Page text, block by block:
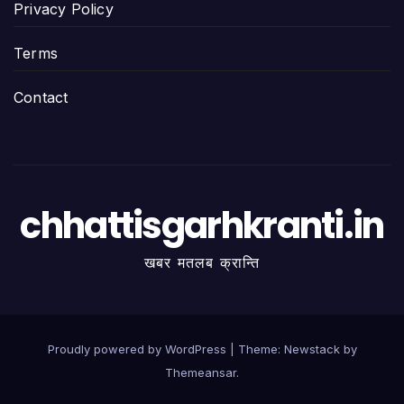
Privacy Policy
Terms
Contact
chhattisgarhkranti.in
खबर मतलब क्रान्ति
Proudly powered by WordPress Theme: Newstackby
Themeansar.